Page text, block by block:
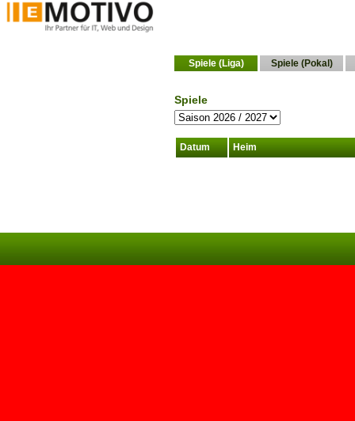
Spiele (Liga) Spiele (Pokal)
Spiele
Datum Heim